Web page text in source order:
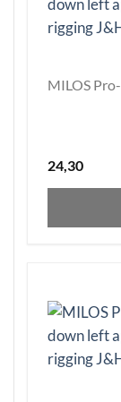
MILOS
24,30